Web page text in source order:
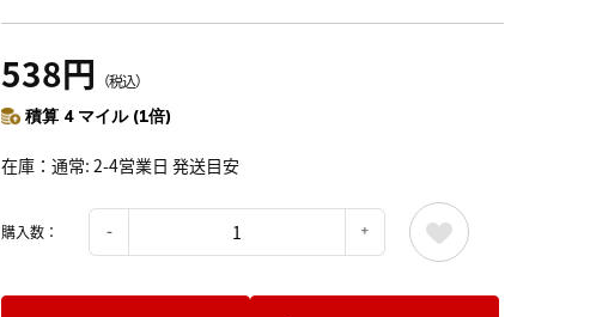
538円 （税込）
積算 4 マイル (1倍)
在庫 通常: 2-4営業日 発送目安
購入数：